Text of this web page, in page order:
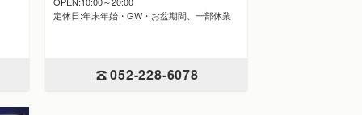
定休日:年末年始・GW・お盆期間、一部休業
052-228-6078